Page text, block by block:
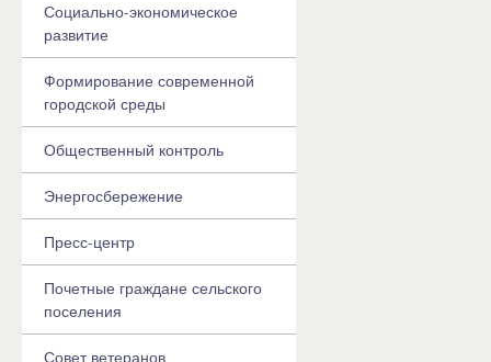
Социально-экономическое
развитие
Формирование современной
городской среды
Общественный контроль
Энергосбережение
Пресс-центр
Почетные граждане сельского
поселения
Совет ветеранов